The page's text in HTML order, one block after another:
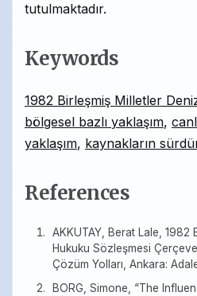
tutulmaktadır.
Keywords
1982 Birleşmiş Milletler
bölgesel bazlı yaklaşım,
yaklaşım, kaynakların
References
AKKUTAY, Berat Lale, 1982
Hukuku Sözleşmesi
Çözüm Yolları, Ankara:
BORG, Simone, “The